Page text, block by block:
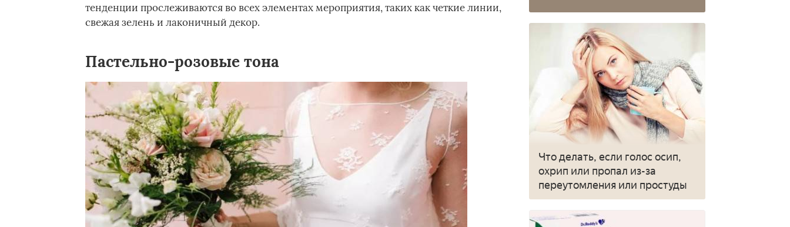
тенденции прослеживаются во всех элементах мероприятия, таких как четкие линии,
свежая зелень и лаконичный декор.
Пастельно-розовые тона
Что делать, если голос осип,
охрип или пропал из-за
переутомления или простуды